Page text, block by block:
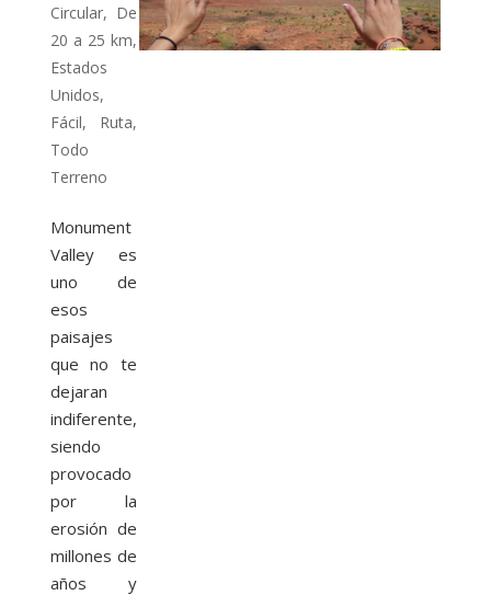
Circular, De
20 a 25 km,
Estados
Unidos,
Fácil, Ruta,
Todo
Terreno
Monument
Valley es
uno de
esos
paisajes
que no te
dejaran
indiferente,
siendo
provocado
por la
erosión de
millones de
años y